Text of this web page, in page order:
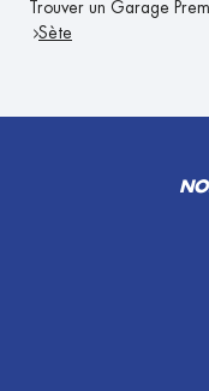
Trouver un Garage
Sète